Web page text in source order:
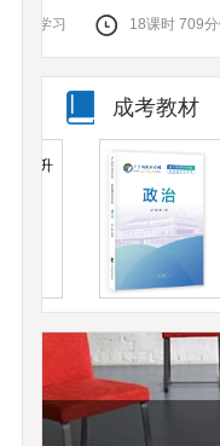
18课时709分钟
成考教材
(高
市